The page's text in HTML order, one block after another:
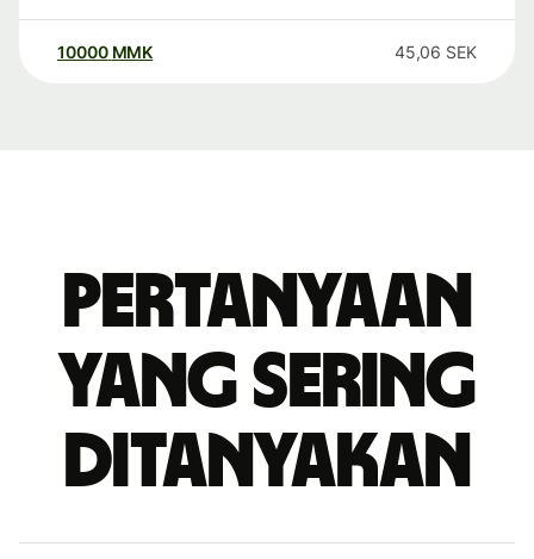
10000 MMK 45,06 SEK
Pertanyaan
yang sering
ditanyakan